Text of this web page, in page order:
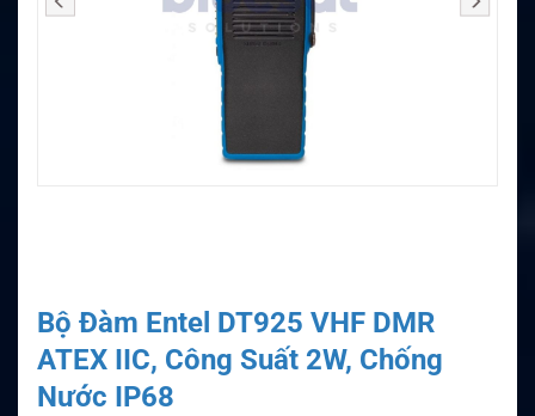
Bộ Đàm Entel DT925 VHF DMR
ATEX IIC, Công Suất 2W, Chống
Nước IP68